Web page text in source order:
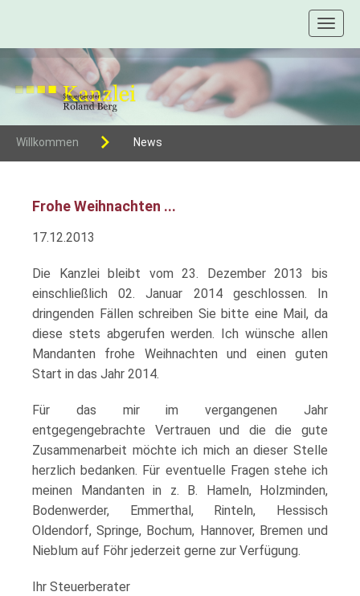
Willkommen News
Frohe Weihnachten ...
17.12.2013
Die Kanzlei bleibt vom 23. Dezember 2013 bis
einschließlich 02. Januar 2014 geschlossen. In
dringenden Fällen schreiben Sie bitte eine Mail, da
diese stets abgerufen werden. Ich wünsche allen
Mandanten frohe Weihnachten und einen guten
Start in das Jahr 2014.
Für das mir im vergangenen Jahr
entgegengebrachte Vertrauen und die die gute
Zusammenarbeit möchte ich mich an dieser Stelle
herzlich bedanken. Für eventuelle Fragen stehe ich
meinen Mandanten in z. B. Hameln, Holzminden,
Bodenwerder, Emmerthal, Rinteln, Hessisch
Oldendorf, Springe, Bochum, Hannover, Bremen und
Nieblum auf Föhr jederzeit gerne zur Verfügung.
Ihr Steuerberater